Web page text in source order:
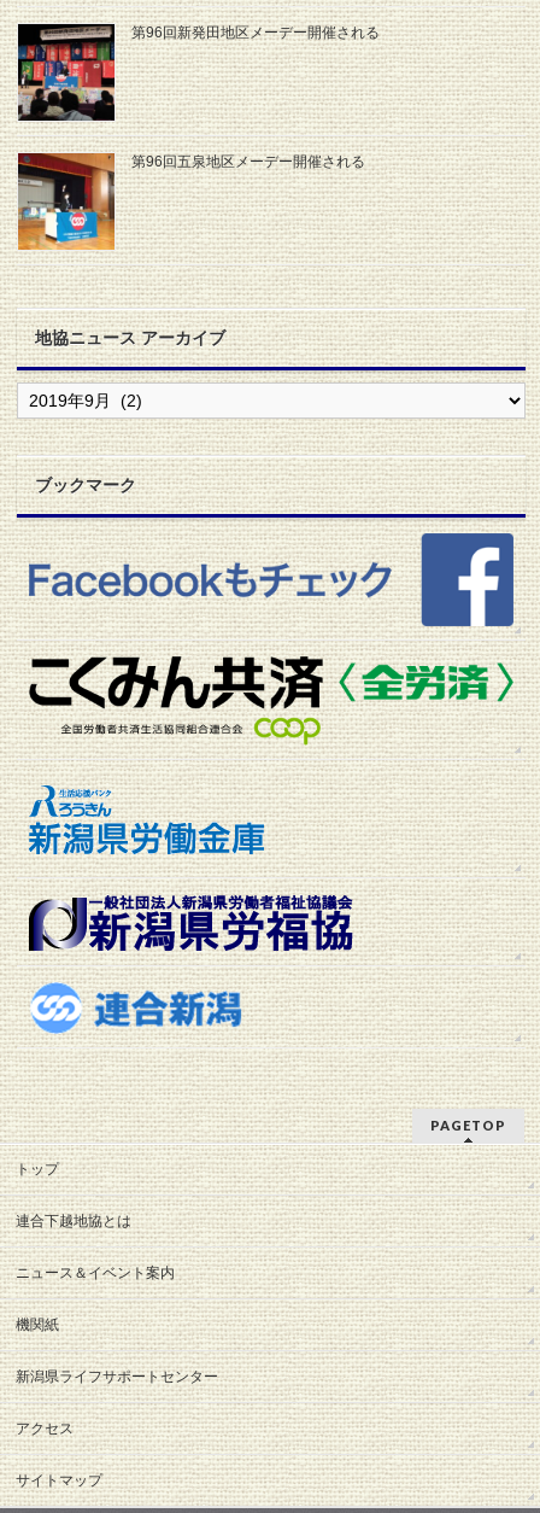
第96回新発田地区メーデー開催される
第96回五泉地区メーデー開催される
地協ニュース アーカイブ
地
協
ニ
ュ
ー
ス
ア
ー
カ
イ
ブ
ブックマーク
PAGETOP
トップ
連合下越地協とは
ニュース＆イベント案内
機関紙
新潟県ライフサポートセンター
アクセス
サイトマップ